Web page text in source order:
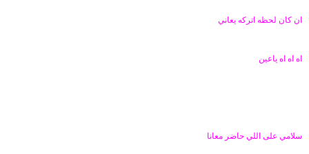
ان كان لحظه اتركه يعاني
اه اه اه ياعين
سلامي على اللي حاضر معانا